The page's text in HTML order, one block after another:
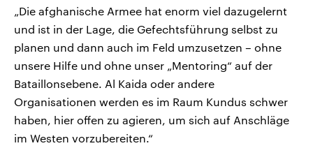
„Die afghanische Armee hat enorm viel dazugelernt
und ist in der Lage, die Gefechtsführung selbst zu
planen und dann auch im Feld umzusetzen – ohne
unsere Hilfe und ohne unser „Mentoring“ auf der
Bataillonsebene. Al Kaida oder andere
Organisationen werden es im Raum Kundus schwer
haben, hier offen zu agieren, um sich auf Anschläge
im Westen vorzubereiten.“